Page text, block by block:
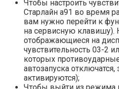
Чтобы настроить
Старлайн а91 во время
вам нужно перейти к
на сервисную клавишу).
отображающиеся на
чувствительность 03-2
которых
автозапуска отключатся,
активируются);